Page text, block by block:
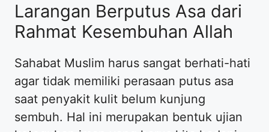
Larangan Berputus Asa dari
Rahmat Kesembuhan Allah
Sahabat Muslim harus sangat berhati-hati
agar tidak memiliki perasaan putus asa
saat penyakit kulit belum kunjung
sembuh. Hal ini merupakan bentuk ujian